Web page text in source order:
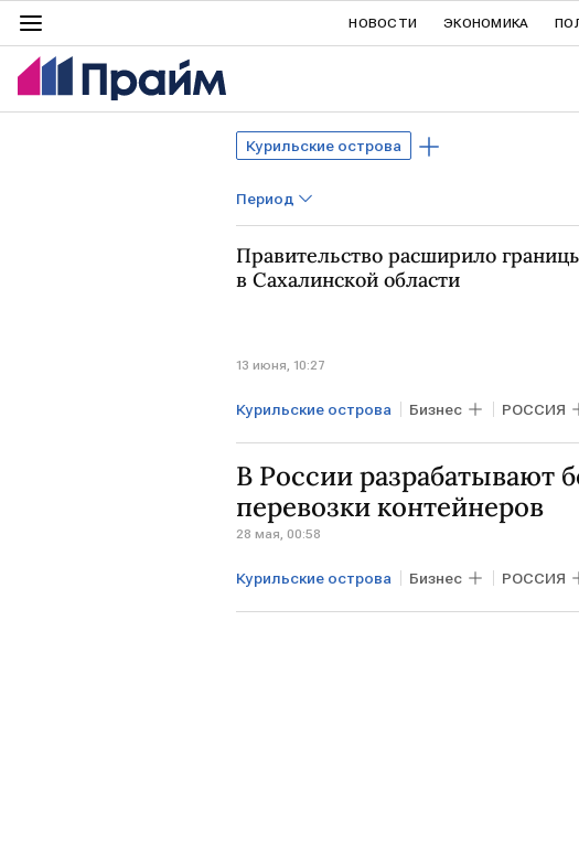
НОВОСТИ ЭКОНОМИКА
Курильские острова
Период
Правительство расширило
в Сахалинской области
13 июня, 10:27
Курильские острова Бизнес РОССИЯ
В России разрабатывают
перевозки контейнеров
28 мая, 00:58
Курильские острова Бизнес РОССИЯ
Минпромторг СДЭК